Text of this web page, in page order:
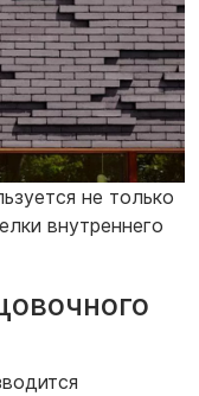
не только
внутреннего